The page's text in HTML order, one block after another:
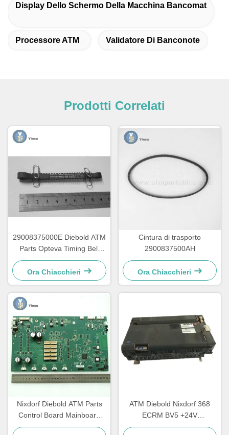
Display Dello Schermo Della Macchina Bancomat
Processore ATM Validatore Di Banconote
Prodotti Correlati
29008375000E Diebold ATM
Parts Opteva Timing Belt
cintura di trasporto 67T
Ora Chiacchieri
Cintura di trasporto
2900837500AH
Ora Chiacchieri
Nixdorf Diebold ATM Parts
Control Board Mainboard
CCA Discovery
ATM Diebold Nixdorf 368
ECRM BV5 +24V
Acceptatore di bollette